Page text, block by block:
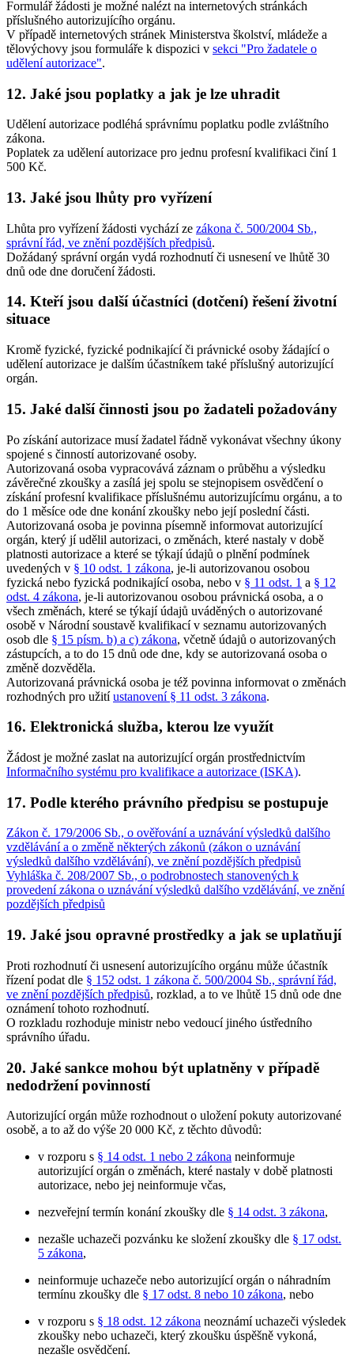
Formulář žádosti je možné nalézt na internetových stránkách
příslušného autorizujícího orgánu.
V případě internetových stránek Ministerstva školství, mládeže a
tělovýchovy jsou formuláře k dispozici v sekci "Pro žadatele o
udělení autorizace".
12. Jaké jsou poplatky a jak je lze uhradit
Udělení autorizace podléhá správnímu poplatku podle zvláštního
zákona.
Poplatek za udělení autorizace pro jednu profesní kvalifikaci činí 1
500 Kč.
13. Jaké jsou lhůty pro vyřízení
Lhůta pro vyřízení žádosti vychází ze zákona č. 500/2004 Sb.,
správní řád, ve znění pozdějších předpisů.
Dožádaný správní orgán vydá rozhodnutí či usnesení ve lhůtě 30
dnů ode dne doručení žádosti.
14. Kteří jsou další účastníci (dotčení) řešení životní
situace
Kromě fyzické, fyzické podnikající či právnické osoby žádající o
udělení autorizace je dalším účastníkem také příslušný autorizující
orgán.
15. Jaké další činnosti jsou po žadateli požadovány
Po získání autorizace musí žadatel řádně vykonávat všechny úkony
spojené s činností autorizované osoby.
Autorizovaná osoba vypracovává záznam o průběhu a výsledku
závěrečné zkoušky a zasílá jej spolu se stejnopisem osvědčení o
získání profesní kvalifikace příslušnému autorizujícímu orgánu, a to
do 1 měsíce ode dne konání zkoušky nebo její poslední části.
Autorizovaná osoba je povinna písemně informovat autorizující
orgán, který jí udělil autorizaci, o změnách, které nastaly v době
platnosti autorizace a které se týkají údajů o plnění podmínek
uvedených v § 10 odst. 1 zákona, je-li autorizovanou osobou
fyzická nebo fyzická podnikající osoba, nebo v § 11 odst. 1 a § 12
odst. 4 zákona, je-li autorizovanou osobou právnická osoba, a o
všech změnách, které se týkají údajů uváděných o autorizované
osobě v Národní soustavě kvalifikací v seznamu autorizovaných
osob dle § 15 písm. b) a c) zákona, včetně údajů o autorizovaných
zástupcích, a to do 15 dnů ode dne, kdy se autorizovaná osoba o
změně dozvěděla.
Autorizovaná právnická osoba je též povinna informovat o změnách
rozhodných pro užitíustanovení § 11 odst. 3 zákona.
16. Elektronická služba, kterou lze využít
Žádost je možné zaslat na autorizující orgán prostřednictvím
Informačního systému pro kvalifikace a autorizace (ISKA).
17. Podle kterého právního předpisu se postupuje
Zákon č. 179/2006 Sb., o ověřování a uznávání výsledků dalšího
vzdělávání a o změně některých zákonů (zákon o uznávání
výsledků dalšího vzdělávání), ve znění pozdějších předpisů
Vyhláška č. 208/2007 Sb., o podrobnostech stanovených k
provedení zákona o uznávání výsledků dalšího vzdělávání, ve znění
pozdějších předpisů
19. Jaké jsou opravné prostředky a jak se uplatňují
Proti rozhodnutí či usnesení autorizujícího orgánu může účastník
řízení podat dle § 152 odst. 1 zákona č. 500/2004 Sb., správní řád,
ve znění pozdějších předpisů, rozklad, a to ve lhůtě 15 dnů ode dne
oznámení tohoto rozhodnutí.
O rozkladu rozhoduje ministr nebo vedoucí jiného ústředního
správního úřadu.
20. Jaké sankce mohou být uplatněny v případě
nedodržení povinností
Autorizující orgán může rozhodnout o uložení pokuty autorizované
osobě, a to až do výše 20 000 Kč, z těchto důvodů:
v rozporu s § 14 odst. 1 nebo 2 zákona neinformuje
autorizující orgán o změnách, které nastaly v době platnosti
autorizace, nebo jej neinformuje včas,
nezveřejní termín konání zkoušky dle § 14 odst. 3 zákona,
nezašle uchazeči pozvánku ke složení zkoušky dle § 17 odst.
5 zákona,
neinformuje uchazeče nebo autorizující orgán o náhradním
termínu zkoušky dle § 17 odst. 8 nebo 10 zákona, nebo
v rozporu s § 18 odst. 12 zákona neoznámí uchazeči výsledek
zkoušky nebo uchazeči, který zkoušku úspěšně vykoná,
nezašle osvědčení.